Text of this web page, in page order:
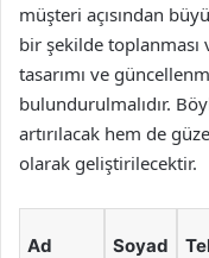
müşteri açısından
bir şekilde toplanması
tasarımı ve
bulundurulmalıdır.
artırılacak hem de
olarak geliştirilecektir.
Ad Soyad